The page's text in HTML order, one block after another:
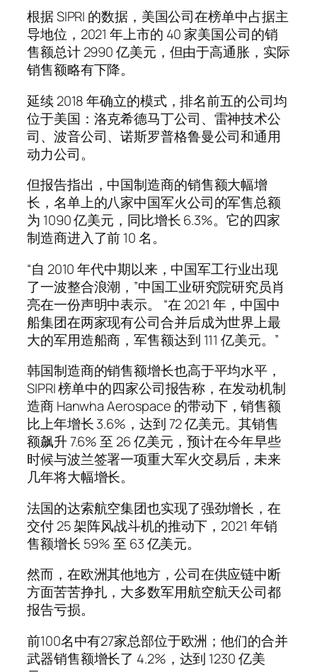
根据 SIPRI 的数据，美国公司在榜单中占据主
导地位，2021 年上市的 40 家美国公司的销
售额总计 2990 亿美元，但由于高通胀，实际
销售额略有下降。
延续 2018 年确立的模式，排名前五的公司均
位于美国：洛克希德马丁公司、雷神技术公
司、波音公司、诺斯罗普格鲁曼公司和通用
动力公司。
但报告指出，中国制造商的销售额大幅增
长，名单上的八家中国军火公司的军售总额
为 1090 亿美元，同比增长 6.3%。它的四家
制造商进入了前 10 名。
“自 2010 年代中期以来，中国军工行业出现
了一波整合浪潮，”中国工业研究院研究员肖
亮在一份声明中表示。 “在 2021 年，中国中
船集团在两家现有公司合并后成为世界上最
大的军用造船商，军售额达到 111 亿美元。”
韩国制造商的销售额增长也高于平均水平，
SIPRI 榜单中的四家公司报告称，在发动机制
造商 Hanwha Aerospace 的带动下，销售额
比上年增长 3.6%，达到 72 亿美元。其销售
额飙升 7.6% 至 26 亿美元，预计在今年早些
时候与波兰签署一项重大军火交易后，未来
几年将大幅增长。
法国的达索航空集团也实现了强劲增长，在
交付 25 架阵风战斗机的推动下，2021 年销
售额增长 59% 至 63 亿美元。
然而，在欧洲其他地方，公司在供应链中断
方面苦苦挣扎，大多数军用航空航天公司都
报告亏损。
前100名中有27家总部位于欧洲；他们的合并
武器销售额增长了 4.2%，达到 1230 亿美